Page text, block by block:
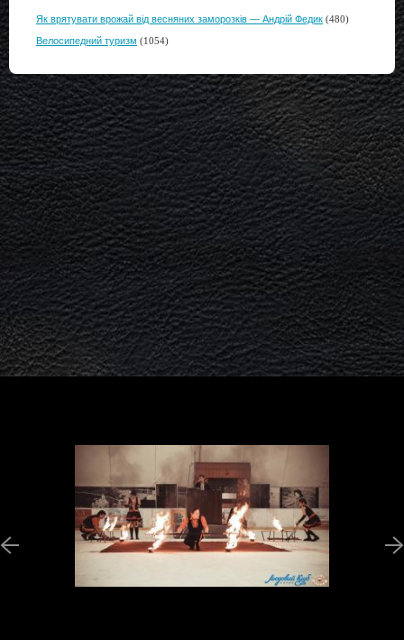
Як врятувати врожай від весняних заморозків — Андрій Федик (480)
Велосипедний туризм (1054)